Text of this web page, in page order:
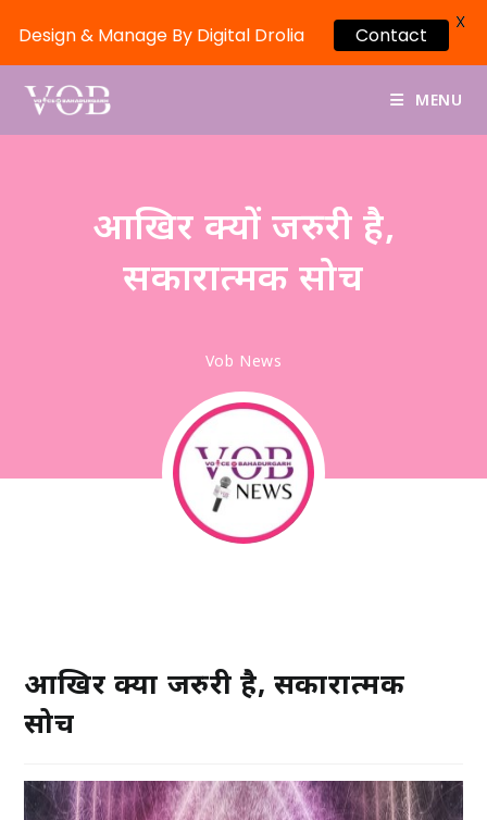
MENU
आखिर क्यों जरुरी है,
सकारात्मक सोच
Vob News
आखिर क्यों जरुरी है, सकारात्मक
सोच
Design & Manage By Digital Drolia Contact
X